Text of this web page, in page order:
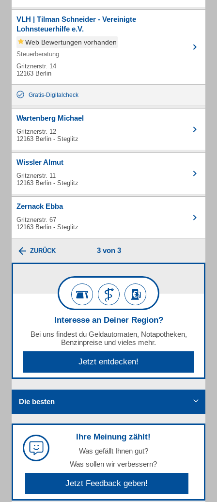
VLH | Tilman Schneider - Vereinigte
Lohnsteuerhilfe e.V.
Web Bewertungen vorhanden
Steuerberatung
Gritznerstr. 14
12163 Berlin
Gratis-Digitalcheck
Wartenberg Michael
Gritznerstr. 12
12163 Berlin - Steglitz
Wissler Almut
Gritznerstr. 11
12163 Berlin - Steglitz
Zernack Ebba
Gritznerstr. 67
12163 Berlin - Steglitz
ZURÜCK 3 von 3
Interesse an Deiner Region?
Bei uns findest du Geldautomaten, Notapotheken,
Benzinpreise und vieles mehr.
Jetzt entdecken!
Die besten
Ihre Meinung zählt!
Was gefällt Ihnen gut?
Was sollen wir verbessern?
Jetzt Feedback geben!